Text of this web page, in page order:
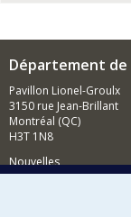
Département
Pavillon Lionel-Groulx
3150 rue Jean-Brillant
Montréal (QC)
H3T 1N8
Nouvelles